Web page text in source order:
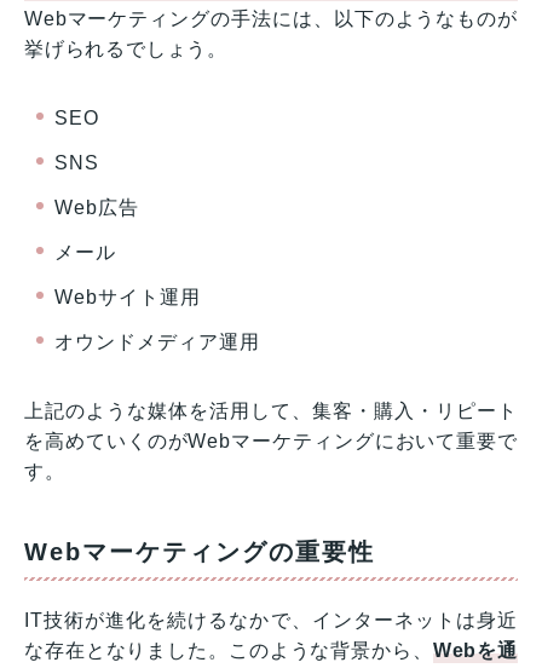
Webマーケティングの手法には、以下のようなものが
挙げられるでしょう。
SEO
SNS
Web広告
メール
Webサイト運用
オウンドメディア運用
上記のような媒体を活用して、集客・購入・リピート
を高めていくのがWebマーケティングにおいて重要で
す。
Webマーケティングの重要性
IT技術が進化を続けるなかで、インターネットは身近
な存在となりました。このような背景から、 Webを通